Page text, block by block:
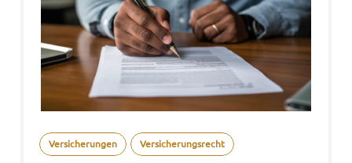
Versicherungen Versicherungsrecht